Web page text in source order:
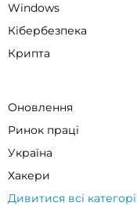
Windows
Кібербезпека
Крипта
Оновлення
Ринок праці
Україна
Хакери
Дивитися всі